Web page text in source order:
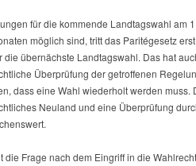
für die kommende Landtagswahl am
möglich sind, tritt das Paritégesetz
die übernächste Landtagswahl. Das hat
Überprüfung der getroffenen
dass eine Wahl wiederholt werden muss.
Neuland und eine Überprüfung
die Frage nach dem Eingriff in die